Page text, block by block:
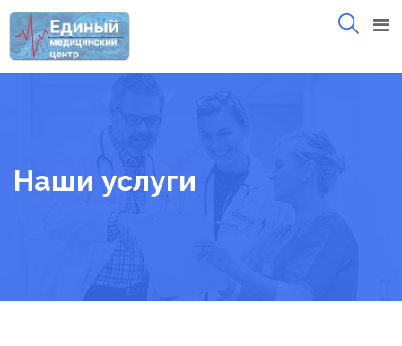
Skip
to
content
Наши услуги